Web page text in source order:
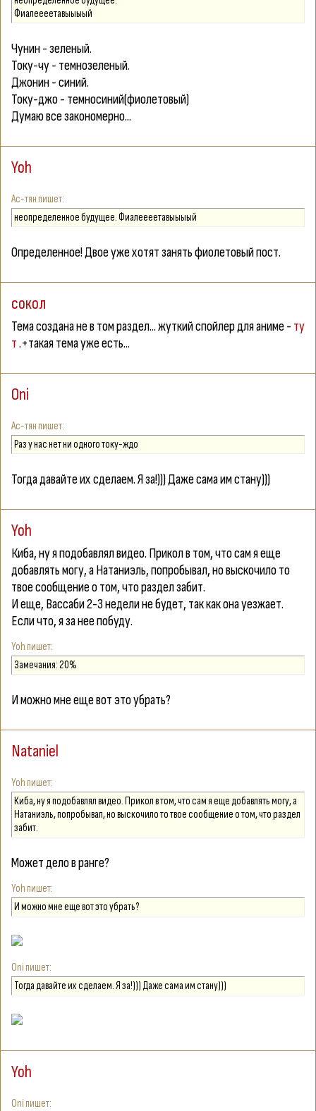
Фиалеееетавыыыый
Чунин - зеленый.
Току-чу - темнозеленый.
Джонин - синий.
Току-джо - темносиний(фиолетовый)
Думаю все закономерно...
Yoh
Ас-тян
неопределенное будущее. Фиалеееетавыыыый
Определенное! Двое уже хотят занять фиолетовый пост.
сокол
Тема создана не в том раздел... жуткий спойлер для аниме - ту
т.+такая тема уже есть...
Oni
Ас-тян
Раз у нас нет ни одного току-ждо
Тогда давайте их сделаем. Я за!))) Даже сама им стану)))
Yoh
Киба, ну я подобавлял видео. Прикол в том, что сам я еще
добавлять могу, а Натаниэль, попробывал, но выскочило то
твое сообщение о том, что раздел забит.
И еще, Вассаби2-3 недели не будет, так как она уезжает.
Если что, я за нее побуду.
Yoh
Замечания: 20%
И можно мне еще вот это убрать?
Nataniel
Yoh
Киба, ну я подобавлял видео. Прикол в том, что сам я еще добавлять могу, а
Натаниэль, попробывал, но выскочило то твое сообщение о том, что раздел
забит.
Может дело в ранге?
Yoh
И можно мне еще вот это убрать?
Oni
Тогда давайте их сделаем. Я за!))) Даже сама им стану)))
Yoh
Oni